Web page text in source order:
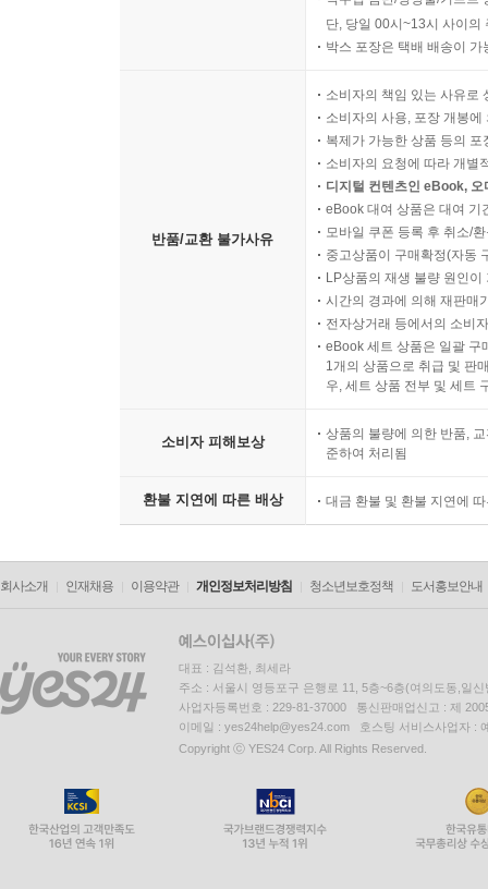
단, 당일 00시~13시 사이의
박스 포장은 택배 배송이
반품/교환 불가사유
소비자의 책임 있는 사유로
소비자의 사용, 포장 개봉
복제가 가능한 상품 등의
소비자의 요청에 따라 개별
디지털 컨텐츠인 eBook,
eBook 대여 상품은 대여 기
모바일 쿠폰 등록 후 취소/
중고상품이 구매확정(자동
LP상품의 재생 불량 원인
시간의 경과에 의해 재판매
전자상거래 등에서의 소비
eBook 세트 상품은 일괄 구
1개의 상품으로 취급 및 판
우, 세트 상품 전부 및 세트
소비자 피해보상
상품의 불량에 의한 반품,
준하여 처리됨
환불 지연에 따른 배상 대금 환불 및 환불 지연에
회사소개 인재채용 이용약관 개인정보처리방침 청소년보호정책 도서홍보안내
대표 : 김석환, 최세라
주소 : 서울시 영등포구 은행로 11, 5층~6층(여의도동,일신
사업자등록번호 : 229-81-37000 통신판매업신고 : 제
이메일 : yes24help@yes24.com 호스팅 서비스사업자 :
Copyright ⓒ YES24 Corp. All Rights Reserved.